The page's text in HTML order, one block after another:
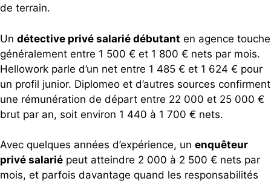
de terrain.
Un détective privé salarié débutant en agence touche
généralement entre 1 500 € et 1 800 € nets par mois.
Hellowork parle d’un net entre 1 485 € et 1 624 € pour
un profil junior. Diplomeo et d’autres sources confirment
une rémunération de départ entre 22 000 et 25 000 €
brut par an, soit environ 1 440 à 1 700 € nets.
Avec quelques années d’expérience, un enquêteur
privé salarié peut atteindre 2 000 à 2 500 € nets par
mois, et parfois davantage quand les responsabilités